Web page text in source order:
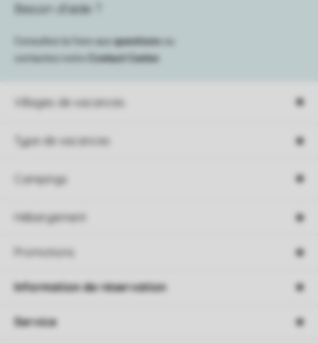
Villages de vacances
Type de vacances
Campings
Hébergement
Promotions
Besoin d’aide ?
Consultez la foire aux questions
contactez notre
Contact Center
Information de réservation
Service